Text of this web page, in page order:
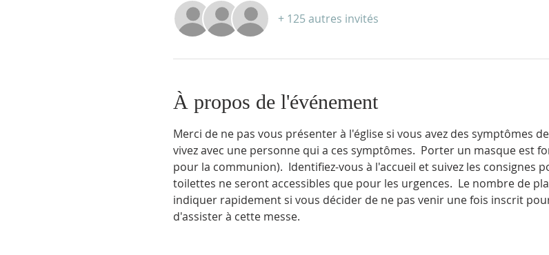
+ 125 autres invités
À propos de l'événement
Merci de ne pas vous présenter à l'église si vous avez des symptômes
vivez avec une personne qui a ces symptômes.  Porter un masque est
pour la communion).  Identifiez-vous à l'accueil et suivez les consignes
toilettes ne seront accessibles que pour les urgences.  Le nombre de
indiquer rapidement si vous décider de ne pas venir une fois inscrit
d'assister à cette messe.